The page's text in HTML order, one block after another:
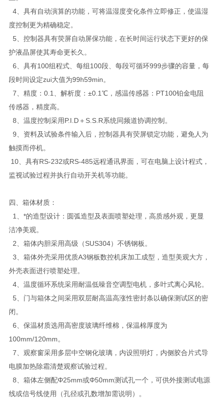
4、具有自动演算的功能，可将温湿度变化条件立即修正，使温湿
度控制更为精确稳定。
5、控制器具有荧屏自动屏保功能，在长时间运行状态下更好的保
护液晶屏使其寿命更长久。
6、具有100组程式、每组100段、每段可循环999步骤的容量，每
段时间设定zui大值为99h59min。
7、精度：0.1、解析度：±0.1℃，感温传感器：PT100铂金电阻
传感器，精度高。
8、温度控制采用P.I.D＋S.S.R系统同频道协调控制。
9、资料及试验条件输入后，控制器具有荧屏锁定功能，避免人为
触摸而停机。
10、具有RS-232或RS-485远程通讯界面，可在电脑上设计程式，
监视试验过程并执行自动开关机等功能。
四、箱体材质：
1、*的造型设计：圆弧造型及表面喷塑处理，高质感外观，更显
洁净美观。
2、箱体内胆采用高级（SUS304）不锈钢板。
3、箱体外壳采用优质A3钢板数控机床加工成型，造型美观大方，
外壳表面进行喷塑处理。
4、温度循环系统采用耐温低噪音空调型电机，多叶式离心风轮。
5、门与箱体之间采用双层耐高温高涨性密封条以确保测试区的密
闭。
6、保温材质选用高密度玻璃纤维棉，保温棉厚度为
100mm/120mm。
7、观察窗采用多层中空钢化玻璃，内设照明灯，内侧胶合片式导
电膜加热除霜清楚观察试验过程。
8、箱体左侧配Φ25mm或Φ50mm测试孔一个，可供外接测试电源
线或信号线使用（孔径或孔数增加需说明）。